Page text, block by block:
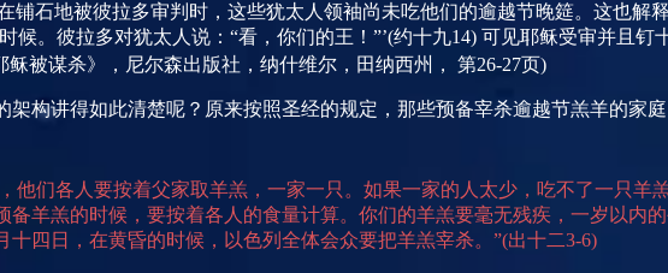
铺石地被彼拉多审判时，这些犹太人领袖尚未吃他们的逾越节晚筵。这也解
候。彼拉多对犹太人说：“看，你们的王！”’(约十九14) 可见耶稣受审并且钉
稣被谋杀》，尼尔森出版社，纳什维尔，田纳西州， 第26-27页)
架构讲得如此清楚呢？原来按照圣经的规定，那些预备宰杀逾越节羔羊的家
他们各人要按着父家取羊羔，一家一只。如果一家的人太少，吃不了一只羊
羊羔的时候，要按着各人的食量计算。你们的羊羔要毫无残疾，一岁以内
十四日，在黄昏的时候，以色列全体会众要把羊羔宰杀。”(出十二3-6)